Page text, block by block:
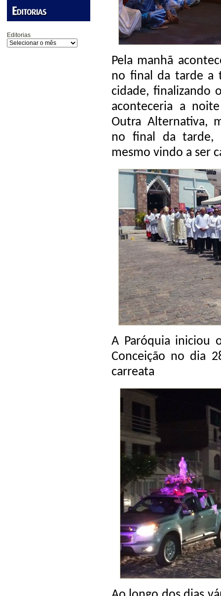
Editorias
Pela manhã
no final da tarde a
cidade, finalizando
aconteceria a
Outra Alternativa,
no final da tarde,
mesmo vindo a ser
A Paróquia iniciou
Conceição no dia
carreata